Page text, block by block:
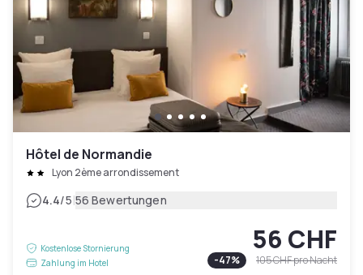
Hôtel de Normandie
Lyon 2ème arrondissement
4.4/5|56 Bewertungen
Kostenlose Stornierung
Zahlung im Hotel
56 CHF
-47% 105 CHFpro Nacht